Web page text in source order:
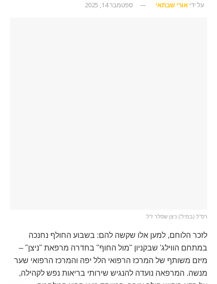
על ידי אורי שבתאי ספטמבר 14, 2025
רס"ל (במיל') ניצן שסלר ז"ל
לזכר הלוחם, למען אלו שקשה להם: בשבוע החולף נחנכה
במתחם הווילג' שבקניון "מול החוף" בחדרה מרפאת "ניצן" –
מיזם משותף של המרכז הרפואי הלל יפה והמרכז הרפואי שער
מנשה. המרפאה נועדה להנגיש שירותי בריאות נפש לקהילה,